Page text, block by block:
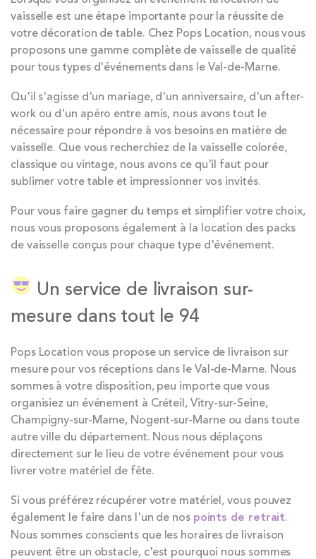
vaisselle est une étape importante pour la réussite de
votre décoration de table. Chez Pops Location, nous vous
proposons une gamme complète de vaisselle de qualité
pour tous types d'événements dans le Val-de-Marne.
Qu'il s'agisse d'un mariage, d'un anniversaire, d'un after-
work ou d'un apéro entre amis, nous avons tout le
nécessaire pour répondre à vos besoins en matière de
vaisselle. Que vous recherchiez de la vaisselle colorée,
classique ou vintage, nous avons ce qu'il faut pour
sublimer votre table et impressionner vos invités.
Pour vous faire gagner du temps et simplifier votre choix,
nous vous proposons également à la location des packs
de vaisselle conçus pour chaque type d'événement.
Un service de livraison sur-
mesure dans tout le 94
Pops Location vous propose un service de livraison sur
mesure pour vos réceptions dans le Val-de-Marne. Nous
sommes à votre disposition, peu importe que vous
organisiez un événement à Créteil, Vitry-sur-Seine,
Champigny-sur-Marne, Nogent-sur-Marne ou dans toute
autre ville du département. Nous nous déplaçons
directement sur le lieu de votre événement pour vous
livrer votre matériel de fête.
Si vous préférez récupérer votre matériel, vous pouvez
également le faire dans l'un de nos points de retrait.
Nous sommes conscients que les horaires de livraison
peuvent être un obstacle, c'est pourquoi nous sommes